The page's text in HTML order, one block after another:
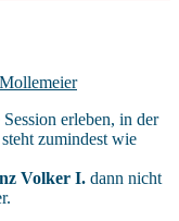
erleben, in der
zumindest wie
Volker I. dann nicht